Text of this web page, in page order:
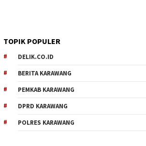
TOPIK POPULER
DELIK.CO.ID
BERITA KARAWANG
PEMKAB KARAWANG
DPRD KARAWANG
POLRES KARAWANG